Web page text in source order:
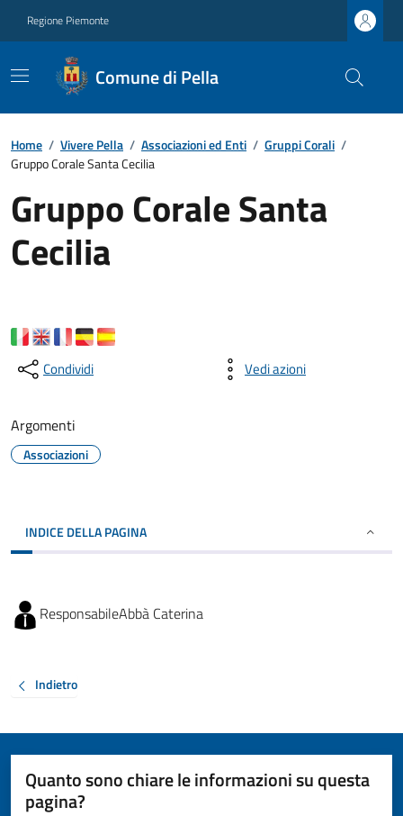
Regione Piemonte
Comune di Pella
Home / Vivere Pella / Associazioni ed Enti / Gruppi Corali /
Gruppo Corale Santa Cecilia
Gruppo Corale Santa
Cecilia
Condividi Vedi azioni
Argomenti
Associazioni
INDICE DELLA PAGINA
ResponsabileAbbà Caterina
Indietro
Quanto sono chiare le informazioni su questa
pagina?